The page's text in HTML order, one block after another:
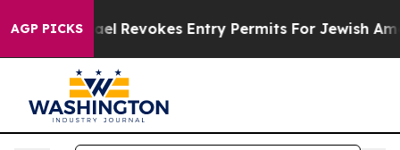
AGP PICKS
Code Israel Revokes Entry Permits For Jewish